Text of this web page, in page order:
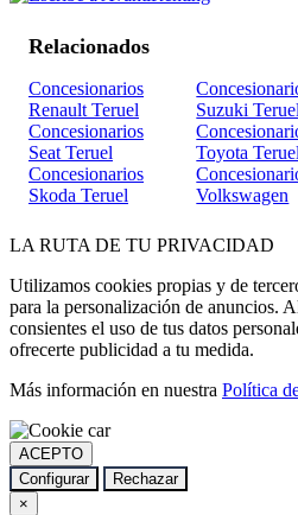
Relacionados
Concesionarios
Renault Teruel
Concesionarios
Seat Teruel
Concesionarios
Skoda Teruel
Suzuki Teruel
Toyota Teruel
Volkswagen
LA RUTA DE TU PRIVACIDAD
Utilizamos cookies propias y de
para la personalización de anuncios.
consientes el uso de tus datos
ofrecerte publicidad a tu medida.
Más información en nuestra Política
ACEPTO
Configurar
Rechazar
×